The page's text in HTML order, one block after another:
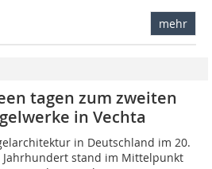
mehr
tagen zum zweiten
in Vechta
in Deutschland im 20.
Jahrhundert stand im Mittelpunkt